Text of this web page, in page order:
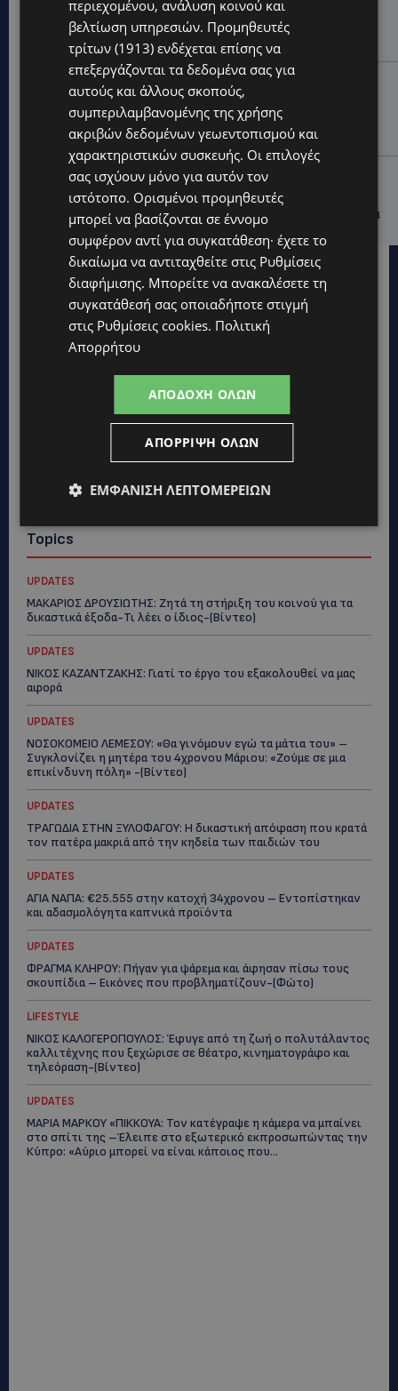
ΝΟΣΟΚΟΜΕΙΟ ΛΕΜΕΣΟΥ: «Θα γινόμουν εγώ τα μάτια
του» – Συγκλονίζει η μητέρα του 4χρονου Μάριου:
«Ζούμε σε μια επικίνδυνη πόλη» -(Βίντεο)
UPDATES
ΤΡΑΓΩΔΙΑ ΣΤΗΝ ΞΥΛΟΦΑΓΟΥ: Η δικαστική απόφαση
που κρατά τον πατέρα μακριά από την κηδεία των
παιδιών του
UPDATES
ΑΓΙΑ ΝΑΠΑ: €25.555 στην κατοχή 34χρονου –
Εντοπίστηκαν και αδασμολόγητα καπνικά προϊόντα
Topics
UPDATES
ΜΑΚΑΡΙΟΣ ΔΡΟΥΣΙΩΤΗΣ: Ζητά τη στήριξη του κοινού για τα
δικαστικά έξοδα-Τι λέει ο ίδιος-(Βίντεο)
UPDATES
ΝΙΚΟΣ ΚΑΖΑΝΤΖΑΚΗΣ: Γιατί το έργο του εξακολουθεί να μας
αφορά
UPDATES
ΝΟΣΟΚΟΜΕΙΟ ΛΕΜΕΣΟΥ: «Θα γινόμουν εγώ τα μάτια του» –
Συγκλονίζει η μητέρα του 4χρονου Μάριου: «Ζούμε σε μια
επικίνδυνη πόλη» -(Βίντεο)
UPDATES
ΤΡΑΓΩΔΙΑ ΣΤΗΝ ΞΥΛΟΦΑΓΟΥ: Η δικαστική απόφαση που κρατά
τον πατέρα μακριά από την κηδεία των παιδιών του
UPDATES
ΑΓΙΑ ΝΑΠΑ: €25.555 στην κατοχή 34χρονου – Εντοπίστηκαν
και αδασμολόγητα καπνικά προϊόντα
UPDATES
ΦΡΑΓΜΑ ΚΛΗΡΟΥ: Πήγαν για ψάρεμα και άφησαν πίσω τους
σκουπίδια – Εικόνες που προβληματίζουν-(Φώτο)
LIFESTYLE
ΝΙΚΟΣ ΚΑΛΟΓΕΡΟΠΟΥΛΟΣ: Έφυγε από τη ζωή ο πολυτάλαντος
καλλιτέχνης που ξεχώρισε σε θέατρο, κινηματογράφο και
τηλεόραση-(Bίντεο)
UPDATES
ΜΑΡΙΑ ΜΑΡΚΟΥ «ΠΙΚΚΟΥΑ: Τον κατέγραψε η κάμερα να μπαίνει
στο σπίτι της –Έλειπε στο εξωτερικό εκπροσωπώντας την
Κύπρο: «Αύριο μπορεί να είναι κάποιος που...
περιεχομένου, ανάλυση κοινού και
βελτίωση υπηρεσιών. Προμηθευτές
τρίτων (1913) ενδέχεται επίσης να
επεξεργάζονται τα δεδομένα σας για
αυτούς και άλλους σκοπούς,
συμπεριλαμβανομένης της χρήσης
ακριβών δεδομένων γεωεντοπισμού και
χαρακτηριστικών συσκευής. Οι επιλογές
σας ισχύουν μόνο για αυτόν τον
ιστότοπο. Ορισμένοι προμηθευτές
μπορεί να βασίζονται σε έννομο
συμφέρον αντί για συγκατάθεση· έχετε το
δικαίωμα να αντιταχθείτε στις Ρυθμίσεις
διαφήμισης. Μπορείτε να ανακαλέσετε τη
συγκατάθεσή σας οποιαδήποτε στιγμή
στις Ρυθμίσεις cookies. Πολιτική
Απορρήτου
ΑΠΟΔΟΧΉ ΌΛΩΝ
ΑΠΌΡΡΙΨΗ ΌΛΩΝ
ΕΜΦΆΝΙΣΗ ΛΕΠΤΟΜΕΡΕΙΏΝ